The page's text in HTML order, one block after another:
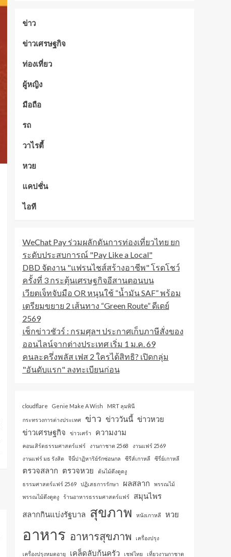
ข่าว
ข่าวเศรษฐกิจ
ท่องเที่ยว
ผู้หญิง
มือถือ
รถ
วาไรตี้
หวย
แคปชั่น
ไอที
WeChat Pay ร่วมผลักดันการท่องเที่ยวไทย ยก
ระดับประสบการณ์ "Pay Like a Local"
DBD จัดงาน "แฟรนไชส์สร้างอาชีพ" โรดโชว์
ครั้งที่ 3 กระตุ้นเศรษฐกิจอีสานตอนบน
เวียตเจ็ทจับมือ OR หนุนใช้ “น้ำมัน SAF” พร้อม
เตรียมขยาย 2 เส้นทาง “Green Route” ดีเดย์
2569
เช็กข่าวชัวร์ : กรมศุลฯ ประกาศเก็บภาษีสั่งของ
ออนไลน์จากต่างประเทศ เริ่ม 1 ม.ค. 69
คนละครึ่งพลัส เฟส 2 ใครได้สิทธิ? เปิดกลุ่ม
"อันดับแรก" ลงทะเบียนก่อน
cloudflare Genie Make A Wish MRT ลุมพินี
กระทรวงการต่างประเทศ ข่าว ข่าววันนี้ ข่าวหวย
ข่าวเศรษฐกิจ
ข่าวเศร้า ความงาม
คอนเสิร์ตธรรมศาสตร์แฟร์ งานกาชาด 2568
งานแฟร์ 2569
งานแฟร์ มธ รังสิต
จีนี่ปาฏิหาริย์รักซ่อนกล ซีรีส์เกาหลี ซีรี่ย์เกาหลี
ตรวจสลาก ตรวจหวย
ต้นไม้ดึงดูดงู
ธรรมศาสตร์แฟร์ 2569
ปฏิเสธการรักษา ผลสลาก
พรรณไม้
พรรณไม้ดึงดูดงู
ร้านอาหารธรรมศาสตร์แฟร์
สมุนไพร
สลากกินแบ่งรัฐบาล สุขภาพ หนังเกาหลี หวย
อาหาร อาหารสุขภาพ เครื่องปรุง
เครื่องปรุงหมดอายุ เคล็ดลับก้นครัว เชฟไทย เที่ยวงานกาชาด